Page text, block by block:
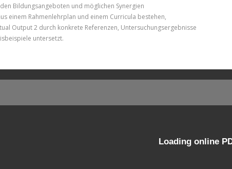
Bildungsangeboten und möglichen Synergien
einem Rahmenlehrplan und einem Curricula bestehen,
Output 2 durch konkrete Referenzen, Untersuchungsergebnisse
untersetzt.